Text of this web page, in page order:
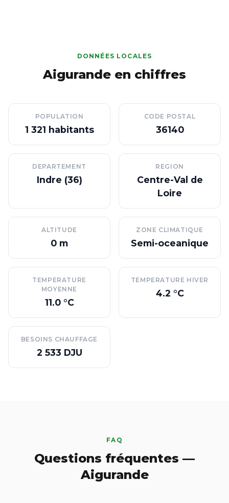
DONNÉES LOCALES
Aigurande en chiffres
POPULATION
1 321 habitants
CODE POSTAL
36140
DEPARTEMENT
Indre (36)
REGION
Centre-Val de
Loire
ALTITUDE
0 m
ZONE CLIMATIQUE
Semi-oceanique
TEMPERATURE
MOYENNE
11.0 °C
TEMPERATURE HIVER
4.2 °C
BESOINS CHAUFFAGE
2 533 DJU
FAQ
Questions fréquentes —
Aigurande